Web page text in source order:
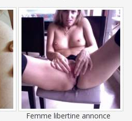
Femme libertine annonce